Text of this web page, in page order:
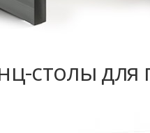
столы для